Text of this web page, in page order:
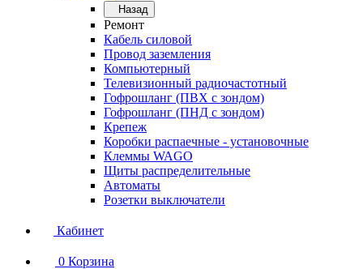
Назад
Ремонт
Кабель силовой
Провод заземления
Компьютерный
Телевизионный радиочастотный
Гофрошланг (ПВХ с зондом)
Гофрошланг (ПНД с зондом)
Крепеж
Коробки распаечные - установочные
Клеммы WAGO
Щиты распределительные
Автоматы
Розетки выключатели
Кабинет
0 Корзина